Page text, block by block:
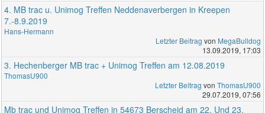
4. MB trac u. Unimog Treffen Neddenaverbergen in Kreepen
7.-8.9.2019
Hans-Hermann
Letzter Beitrag von MegaBulldog
13.09.2019, 17:03
3. Hechenberger MB trac + Unimog Treffen am 12.08.2019
ThomasU900
Letzter Beitrag von ThomasU900
29.07.2019, 07:56
Mb trac und Unimog Treffen in 54673 Berscheid am 22. Und 23.